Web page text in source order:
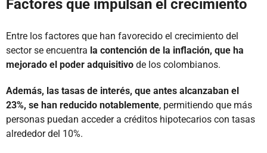
Factores que impulsan el crecimiento
Entre los factores que han favorecido el crecimiento del
sector se encuentra la contención de la inflación, que ha
mejorado el poder adquisitivo de los colombianos.
Además, las tasas de interés, que antes alcanzaban el
23%, se han reducido notablemente, permitiendo que más
personas puedan acceder a créditos hipotecarios con tasas
alrededor del 10%.